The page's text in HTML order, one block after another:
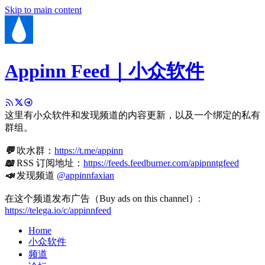
Skip to main content
Appinn Feed｜小众软件
这里有小众软件和发现频道的内容更新，以及一个绑定的私有
群组。
💬吹水群： https://t.me/appinn
📖RSS 订阅地址： https://feeds.feedburner.com/apipnntgfeed
📣发现频道 @appinnfaxian
在这个频道发布广告（Buy ads on this channel）:
https://telega.io/c/appinnfeed
Home
小众软件
频道